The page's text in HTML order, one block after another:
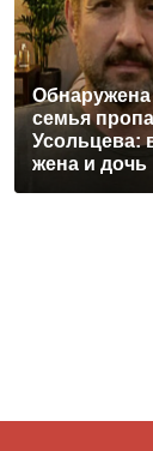
Обнаружена
семья
Усольцева:
жена и дочь